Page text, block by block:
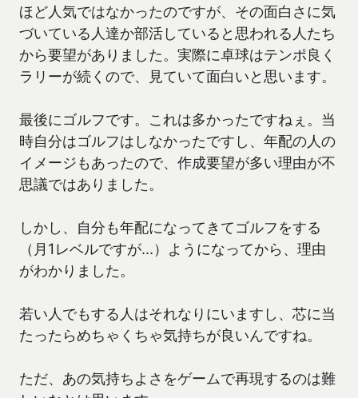
ほど人気ではなかったのですが、その面白さに気
づいている人達か部活していると思われる人たち
から要望がありました。実際に卓球はテンポ良く
ラリーが続くので、見ていて面白いと思います。
最後にゴルフです。これは多かったですねぇ。当
時自分はゴルフはしなかったですし、年配の人の
イメージもあったので、作成要望が多い理由が不
思議ではありました。
しかし、自分も年配になってきてゴルフをする
（月1レベルですが…）ようになってから、理由
がわかりました。
若い人でもする人はそれなりにいますし、芯に当
たったらめちゃくちゃ気持ちが良いんですね。
ただ、あの気持ちよさをゲームで再現するのは難